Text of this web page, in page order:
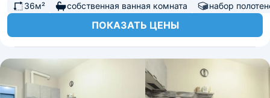
36м²
собственная ванная комната набор
ПОКАЗАТЬ ЦЕНЫ